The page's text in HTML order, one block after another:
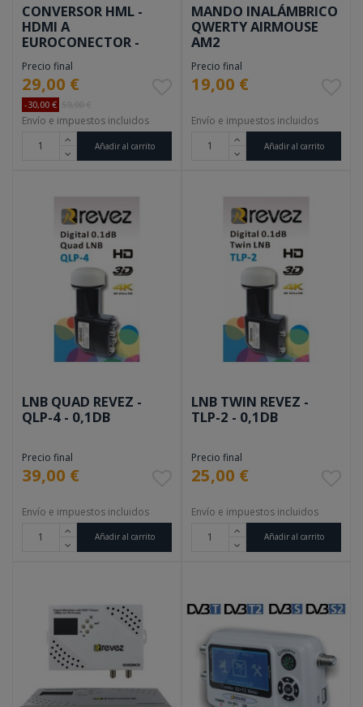
CONVERSOR HML -
HDMI A
EUROCONECTOR -
HDMI TO SCART
Precio final
29,00 €
-30,00 €
Envío e impuestos incluidos
Añadir al carrito
MANDO INALÁMBRICO
QWERTY AIRMOUSE
AM2
Precio final
19,00 €
Envío e impuestos incluidos
Añadir al carrito
LNB QUAD REVEZ -
QLP-4 - 0,1DB
Precio final
39,00 €
Envío e impuestos incluidos
Añadir al carrito
LNB TWIN REVEZ -
TLP-2 - 0,1DB
Precio final
25,00 €
Envío e impuestos incluidos
Añadir al carrito